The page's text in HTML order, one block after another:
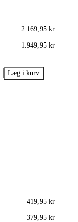
2.169,95 kr
1.949,95 kr
419,95 kr
379,95 kr